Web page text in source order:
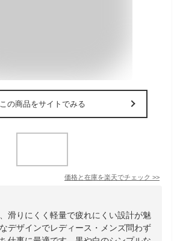
この商品をサイトでみる
価格と在庫を楽天でチェック >>
滑りにくく軽量で疲れにくい設計が魅
デザインでレディース・メンズ問わず